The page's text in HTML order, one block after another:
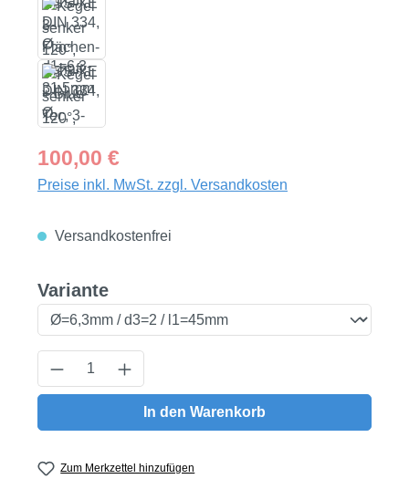
Regulärer Preis:
100,00 €
Preise inkl. MwSt. zzgl. Versandkosten
Versandkostenfrei
Varianteauswählen
Produkt Anzahl: Gib den gewünschten
In den Warenkorb
Zum Merkzettel hinzufügen